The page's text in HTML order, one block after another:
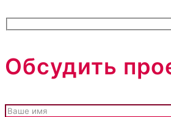
Обсудить